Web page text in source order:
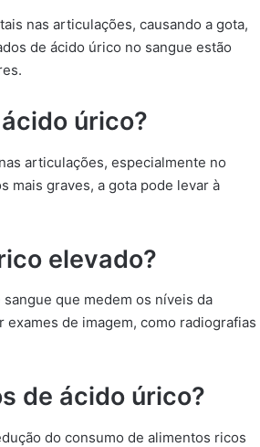
nas articulações, causando a gota,
de ácido úrico no sangue estão
úrico?
articulações, especialmente no
mais graves, a gota pode levar à
elevado?
que medem os níveis da
de imagem, como radiografias
de ácido úrico?
do consumo de alimentos ricos